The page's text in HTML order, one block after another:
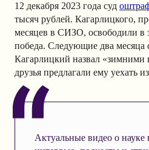
12 декабря 2023 года суд
тысяч рублей. Кагарлицкого,
месяцев в СИЗО, освободили в
победа. Следующие два месяца
Кагарлицкий назвал «зимними
друзья предлагали ему уехать
Актуальные видео о